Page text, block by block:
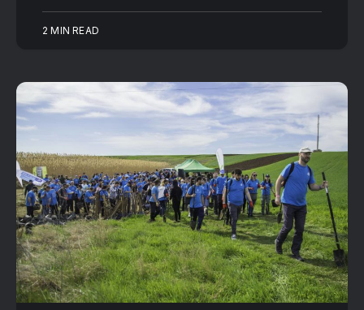
2 MIN READ